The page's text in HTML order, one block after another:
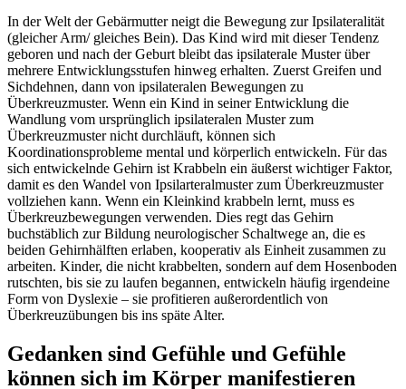
In der Welt der Gebärmutter neigt die Bewegung zur Ipsilateralität
(gleicher Arm/ gleiches Bein). Das Kind wird mit dieser Tendenz
geboren und nach der Geburt bleibt das ipsilaterale Muster über
mehrere Entwicklungsstufen hinweg erhalten. Zuerst Greifen und
Sichdehnen, dann von ipsilateralen Bewegungen zu
Überkreuzmuster. Wenn ein Kind in seiner Entwicklung die
Wandlung vom ursprünglich ipsilateralen Muster zum
Überkreuzmuster nicht durchläuft, können sich
Koordinationsprobleme mental und körperlich entwickeln. Für das
sich entwickelnde Gehirn ist Krabbeln ein äußerst wichtiger Faktor,
damit es den Wandel von Ipsilarteralmuster zum Überkreuzmuster
vollziehen kann. Wenn ein Kleinkind krabbeln lernt, muss es
Überkreuzbewegungen verwenden. Dies regt das Gehirn
buchstäblich zur Bildung neurologischer Schaltwege an, die es
beiden Gehirnhälften erlaben, kooperativ als Einheit zusammen zu
arbeiten. Kinder, die nicht krabbelten, sondern auf dem Hosenboden
rutschten, bis sie zu laufen begannen, entwickeln häufig irgendeine
Form von Dyslexie – sie profitieren außerordentlich von
Überkreuzübungen bis ins späte Alter.
Gedanken sind Gefühle und Gefühle
können sich im Körper manifestieren